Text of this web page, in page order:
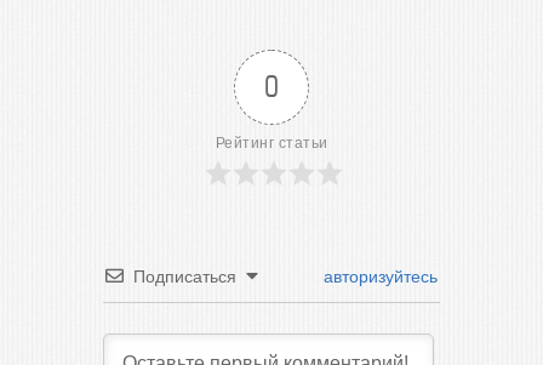
0
Рейтинг статьи
Подписаться авторизуйтесь